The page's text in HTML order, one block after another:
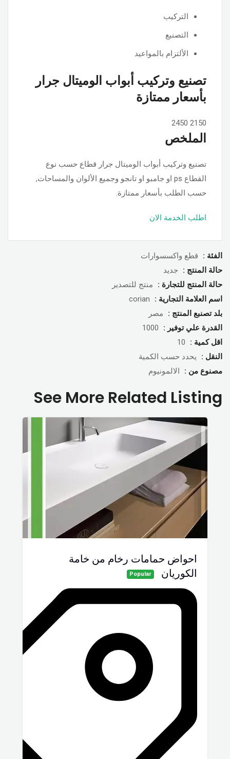
التركيب
التصنيع
الألتزام بالمواعيد
تصنيع وتركيب أبواب الوميتال جرار
بأسعار ممتازة
2150
2450
الملخص
تصنيع وتركيب أبواب الوميتال جرار قطاع حسب نوع
القطاع ps او جامبو او تانجو وجميع الألوان والمساحات,
حسب الطلب بأسعار ممتازة.
اطلب الخدمة الان
الفئة :
قطع واكسسوارات
حالة المنتج :
جديد
حالة المنتج للتجارة :
منتج للتصدير
اسم العلامة التجارية :
corian
بلد تصنبع المنتج :
مصر
القدرة علي توفير :
1000
اقل كمية :
10
النقل :
يحدد حسب الكمية
مصنوع من :
الالمونيوم
See More Related Listing
احواض حمامات رخام من خامة
الكوريان
Popular